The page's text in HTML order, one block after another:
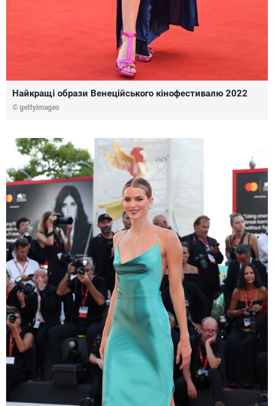
Найкращі образи Венеційського кінофестивалю 2022
© gettyimages